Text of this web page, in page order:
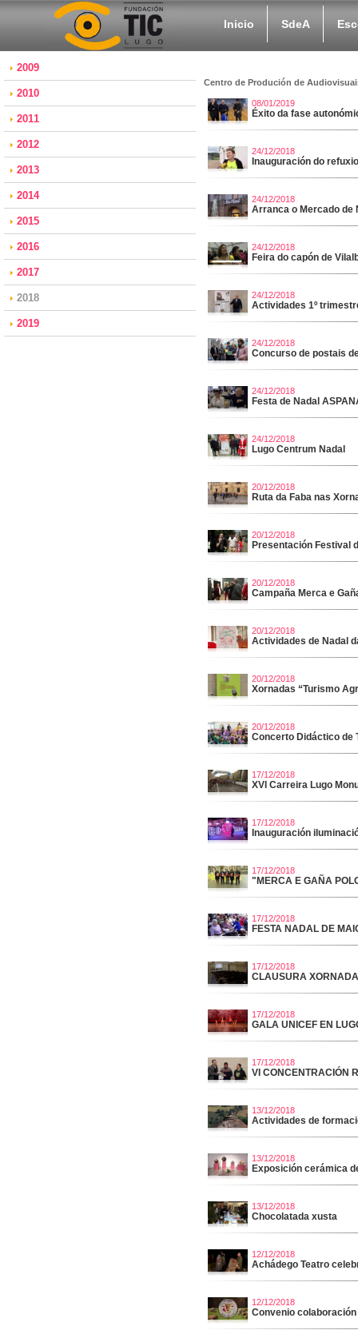
Inicio SdeA
2009
2010
2011
2012
2013
2014
2015
2016
2017
2018
2019
Centro de Produción de
08/01/2019
Éxito da fase
24/12/2018
Inauguración do
24/12/2018
Arranca o Mercado de
24/12/2018
Feira do capón de
24/12/2018
Actividades 1º
24/12/2018
Concurso de postais
24/12/2018
Festa de Nadal
24/12/2018
Lugo Centrum Nadal
20/12/2018
Ruta da Faba nas
20/12/2018
Presentación Festival
20/12/2018
Campaña Merca e
20/12/2018
Actividades de Nadal
20/12/2018
Xornadas “Turismo
20/12/2018
Concerto Didáctico de
17/12/2018
XVI Carreira Lugo
17/12/2018
Inauguración
17/12/2018
"MERCA E GAÑA
17/12/2018
FESTA NADAL DE
17/12/2018
CLAUSURA
17/12/2018
GALA UNICEF EN
17/12/2018
VI CONCENTRACIÓN
13/12/2018
Actividades de
13/12/2018
Exposición cerámica
13/12/2018
Chocolatada xusta
12/12/2018
Achádego Teatro
12/12/2018
Convenio